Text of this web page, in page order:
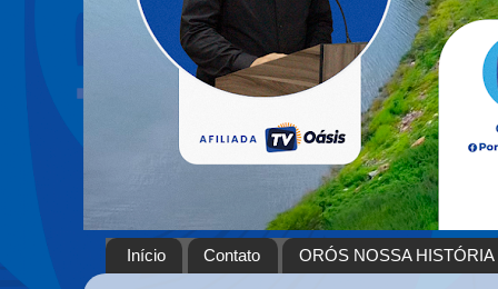
Início Contato ORÓS NOSSA HISTÓRIA